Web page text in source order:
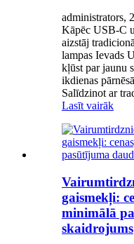
administrators,
Kāpēc USB-C
aizstāj
lampas Ievads
kļūst par jaunu
ikdienas
Salīdzinot ar
Lasīt vairāk
gaismekļi:
minimālā
skaidrojums